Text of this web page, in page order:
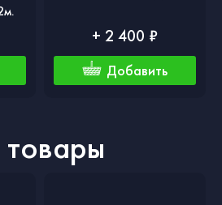
+ 2 400 ₽
Добавить